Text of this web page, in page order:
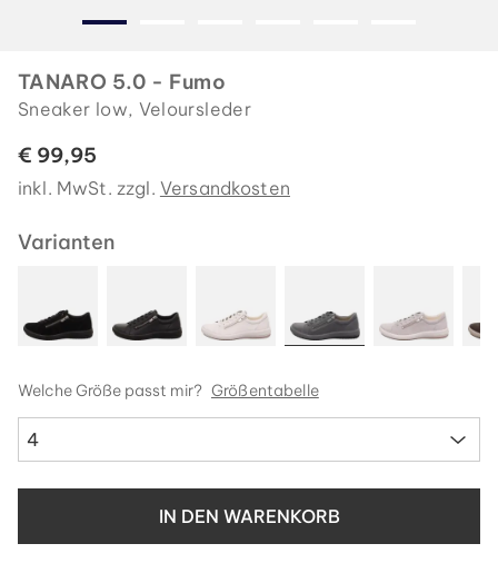
TANARO 5.0 - Fumo
Sneaker low, Veloursleder
€ 99,95
inkl. MwSt. zzgl. Versandkosten
Varianten
Welche Größe passt mir? Größentabelle
4
IN DEN WARENKORB